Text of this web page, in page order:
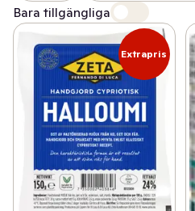
Bara tillgängliga
Extrapris